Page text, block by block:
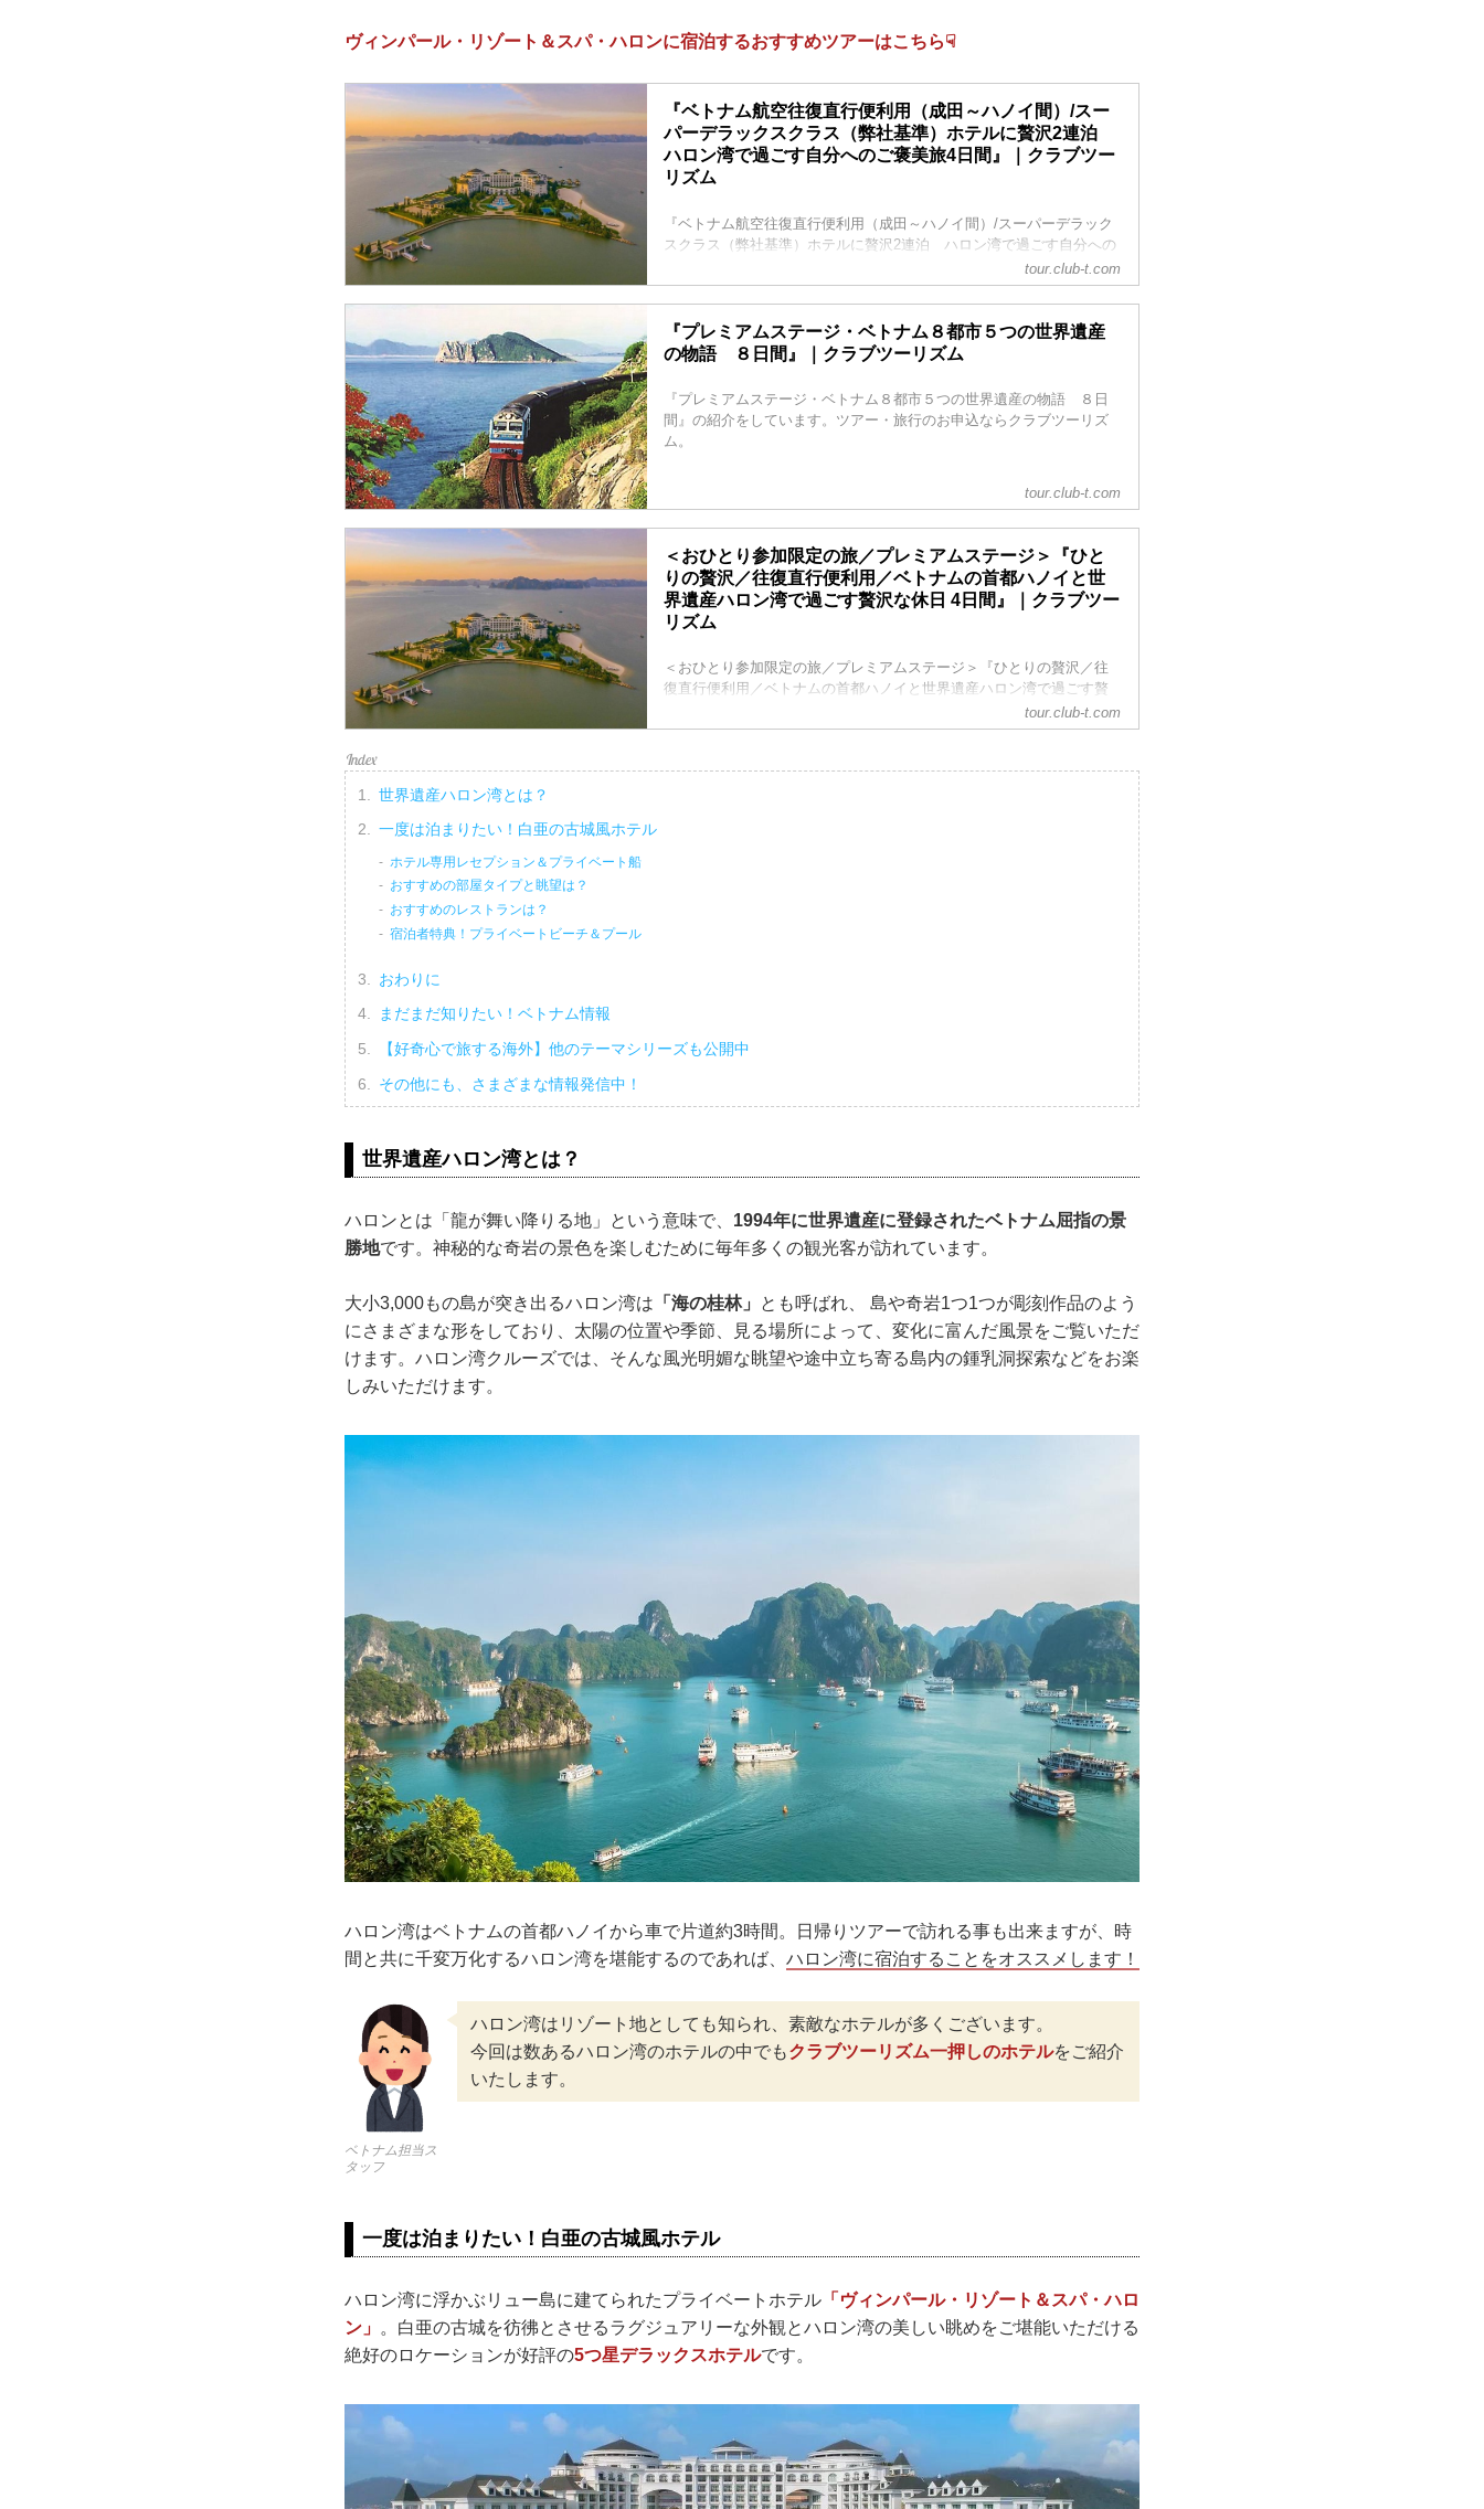
テル、そして観光施設の方によるブログをご覧いただけます。旅行
先から？仕事場から？スタッフ一押しのツアー情報から観光地の情
ヴィンパール・リゾート＆スパ・ハロンに宿泊するおすすめツアーはこちら☟
『ベトナム航空往復直行便利用（成田～ハノイ間）/スー
パーデラックスクラス（弊社基準）ホテルに贅沢2連泊
ハロン湾で過ごす自分へのご褒美旅4日間』｜クラブツー
リズム
『ベトナム航空往復直行便利用（成田～ハノイ間）/スーパーデラック
スクラス（弊社基準）ホテルに贅沢2連泊 ハロン湾で過ごす自分への
ご褒美旅4日間』の紹介をしています。ツアー・旅行のお申込ならクラ
ブツーリズム。
tour.club-t.com
『プレミアムステージ・ベトナム８都市５つの世界遺産
の物語 ８日間』｜クラブツーリズム
『プレミアムステージ・ベトナム８都市５つの世界遺産の物語 ８日
間』の紹介をしています。ツアー・旅行のお申込ならクラブツーリズ
ム。
tour.club-t.com
＜おひとり参加限定の旅／プレミアムステージ＞『ひと
りの贅沢／往復直行便利用／ベトナムの首都ハノイと世
界遺産ハロン湾で過ごす贅沢な休日 4日間』｜クラブツー
リズム
＜おひとり参加限定の旅／プレミアムステージ＞『ひとりの贅沢／往
復直行便利用／ベトナムの首都ハノイと世界遺産ハロン湾で過ごす贅
沢な休日 4日間』の紹介をしています。ツアー・旅行のお申込ならクラ
ブツーリズム。
tour.club-t.com
世界遺産ハロン湾とは？
一度は泊まりたい！白亜の古城風ホテル
ホテル専用レセプション＆プライベート船
おすすめの部屋タイプと眺望は？
おすすめのレストランは？
宿泊者特典！プライベートビーチ＆プール
おわりに
まだまだ知りたい！ベトナム情報
【好奇心で旅する海外】他のテーマシリーズも公開中
その他にも、さまざまな情報発信中！
世界遺産ハロン湾とは？
ハロンとは「龍が舞い降りる地」という意味で、 1994年に世界遺産に登録されたベトナム屈指の景
勝地です。神秘的な奇岩の景色を楽しむために毎年多くの観光客が訪れています。
大小3,000もの島が突き出るハロン湾は 「海の桂林」
とも呼ばれ、 島や奇岩1つ1つが彫刻作品のよう
にさまざまな形をしており、太陽の位置や季節、見る場所によって、変化に富んだ風景をご覧いただ
けます。ハロン湾クルーズでは、そんな風光明媚な眺望や途中立ち寄る島内の鍾乳洞探索などをお楽
しみいただけます。
ハロン湾はベトナムの首都ハノイから車で片道約3時間。日帰りツアーで訪れる事も出来ますが、時
間と共に千変万化するハロン湾を堪能するのであれば、 ハロン湾に宿泊することをオススメします！
ベトナム担当ス
タッフ
ハロン湾はリゾート地としても知られ、素敵なホテルが多くございます。
今回は数あるハロン湾のホテルの中でもクラブツーリズム一押しのホテルをご紹介
いたします。
一度は泊まりたい！白亜の古城風ホテル
ハロン湾に浮かぶリュー島に建てられたプライベートホテル 「ヴィンパール・リゾート＆スパ・ハロ
ン」 。白亜の古城を彷彿とさせるラグジュアリーな外観とハロン湾の美しい眺めをご堪能いただける
絶好のロケーションが好評の5つ星デラックスホテルです。